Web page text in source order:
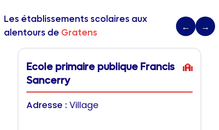
Les établissements scolaires aux
alentours de Gratens
← →
Ecole primaire publique Francis
Sancerry
Adresse : Village